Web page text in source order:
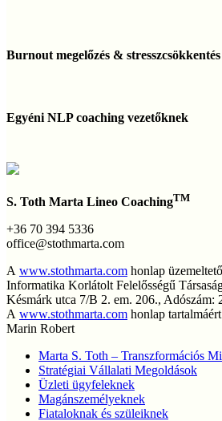
tanácsadás
megelőzés
Burnout megelőzés &
NLP
coaching
Egyéni NLP coaching vezetőknek
S. Toth Marta Lineo CoachingTM
+36 70 394 5336
office@stothmarta.com
A www.stothmarta.com honlap
Informatika Korlátolt Felelősségű
Késmárk utca 7/B 2. em. 206., Adószám:
A www.stothmarta.com honlap
Marin Robert
Marta S. Toth – Transzformációs
Stratégiai Vállalati Megoldások
Üzleti ügyfeleknek
Magánszemélyeknek
Fiataloknak és szüleiknek